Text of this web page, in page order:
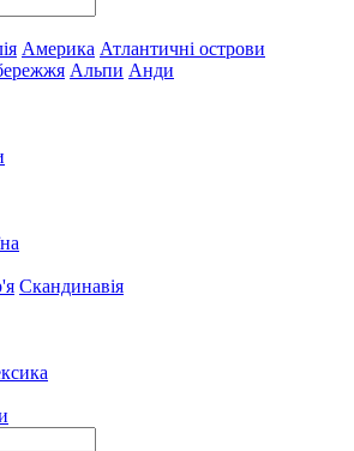
Америка Атлантичні острови
Альпи Анди
Скандинавія